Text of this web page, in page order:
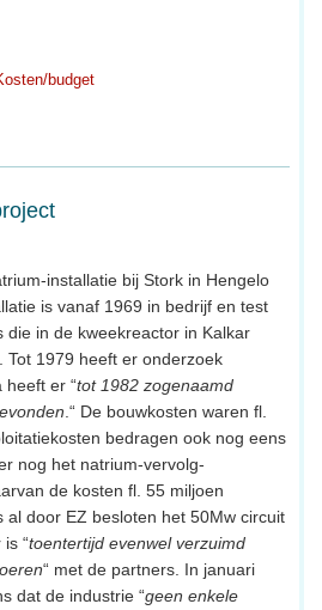
budget
installatie bij Stork in Hengelo
is vanaf 1969 in bedrijf en test
die in de kweekreactor in Kalkar
Tot 1979 heeft er onderzoek
er “tot 1982 zogenaamd
.“ De bouwkosten waren fl.
bedragen ook nog eens
nog het natrium-vervolg-
de kosten fl. 55 miljoen
al door EZ besloten het 50Mw circuit
“toentertijd evenwel verzuimd
“ met de partners. In januari
dat de industrie “geen enkele